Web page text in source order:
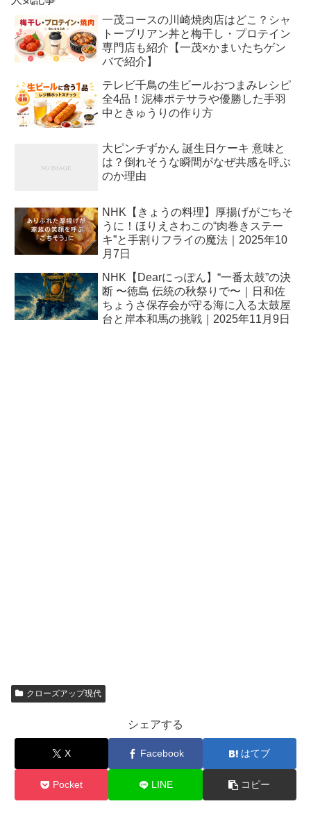
一茂コースの川崎焼肉店はどこ？シャ
トーブリアン丼と梅干し・プロテイン
専門店も紹介【一茂×かまいたちゲン
バで紹介】
テレビ千鳥の生ビールおつまみレシピ
全4品！泥棒ポテサラや優勝した手羽
中ときゅうりの作り方
大ピンチずかん 誕生日ケーキ 意味と
は？倒れそうな瞬間がなぜ共感を呼ぶ
のか理由
NHK【きょうの料理】厚揚げがごちそ
うに！ほりえさわこの“肉巻きステー
キ”と手割りフライの魔法｜2025年10
月7日
NHK【Dearにっぽん】“一番太鼓”の決
断 〜徳島 伝統の秋祭りで〜｜日和佐
ちょうさ保存会が守る海に入る太鼓屋
台と岸本和馬の挑戦｜2025年11月9日
クローズアップ現代
シェアする
X Facebook はてブ
Pocket LINE コピー